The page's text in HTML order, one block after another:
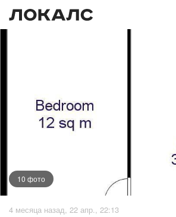
10 фото
4 месяца назад, 22 апр., 22:13